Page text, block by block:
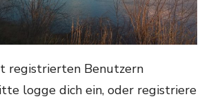
registrierten Benutzern
logge dich ein, oder registriere